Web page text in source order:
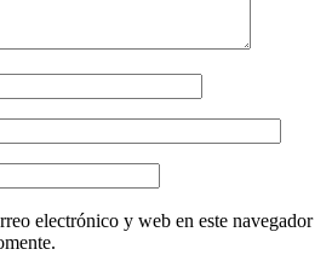
electrónico y web en este navegador